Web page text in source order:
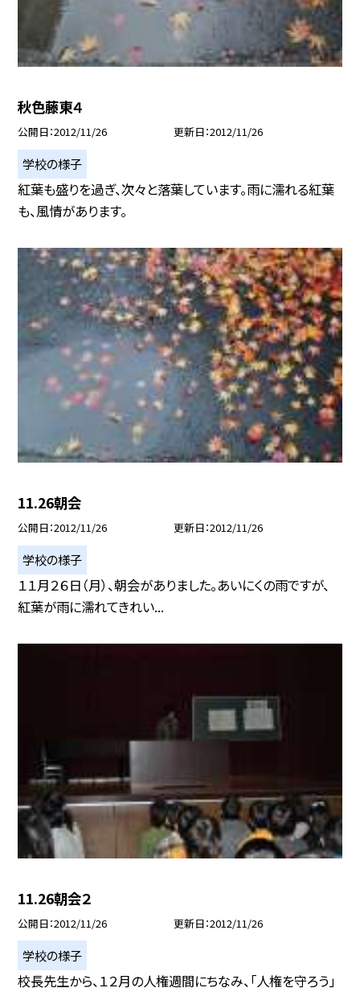
秋色藤東４
公開日 2012/11/26 更新日 2012/11/26
学校の様子
紅葉も盛りを過ぎ、次々と落葉しています。雨に濡れる紅葉
も、風情があります。
11.26朝会
公開日 2012/11/26 更新日 2012/11/26
学校の様子
１１月２６日（月）、朝会がありました。あいにくの雨ですが、
紅葉が雨に濡れてきれい...
11.26朝会２
公開日 2012/11/26 更新日 2012/11/26
学校の様子
校長先生から、１２月の人権週間にちなみ、「人権を守ろう」